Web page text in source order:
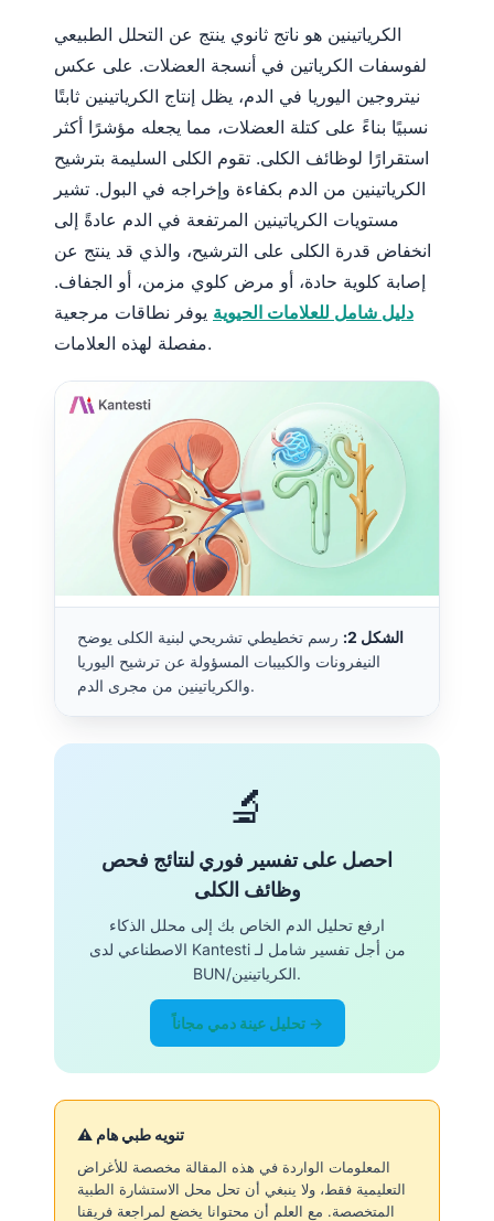
الكرياتينين هو ناتج ثانوي ينتج عن التحلل الطبيعي
لفوسفات الكرياتين في أنسجة العضلات. على عكس
نيتروجين اليوريا في الدم، يظل إنتاج الكرياتينين ثابتًا
نسبيًا بناءً على كتلة العضلات، مما يجعله مؤشرًا أكثر
استقرارًا لوظائف الكلى. تقوم الكلى السليمة بترشيح
الكرياتينين من الدم بكفاءة وإخراجه في البول. تشير
مستويات الكرياتينين المرتفعة في الدم عادةً إلى
انخفاض قدرة الكلى على الترشيح، والذي قد ينتج عن
إصابة كلوية حادة، أو مرض كلوي مزمن، أو الجفاف.
دليل شامل للعلامات الحيوية يوفر نطاقات مرجعية
مفصلة لهذه العلامات.
الشكل 2:
رسم تخطيطي تشريحي لبنية الكلى يوضح
النيفرونات والكبيبات المسؤولة عن ترشيح اليوريا
والكرياتينين من مجرى الدم.
🔬
احصل على تفسير فوري لنتائج فحص
وظائف الكلى
ارفع تحليل الدم الخاص بك إلى محلل الذكاء
الاصطناعي لدى Kantesti من أجل تفسير شامل لـ
BUN/الكرياتينين.
تحليل عينة دمي مجاناً →
⚠️ تنويه طبي هام
المعلومات الواردة في هذه المقالة مخصصة للأغراض
التعليمية فقط، ولا ينبغي أن تحل محل الاستشارة الطبية
المتخصصة. مع العلم أن محتوانا يخضع لمراجعة فريقنا